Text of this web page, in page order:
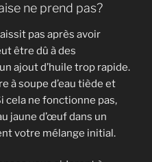
ne prend pas?
pas après avoir
être dû à des
ajout d’huile trop rapide.
à soupe d’eau tiède et
ne fonctionne pas,
jaune d’œuf dans un
votre mélange initial.